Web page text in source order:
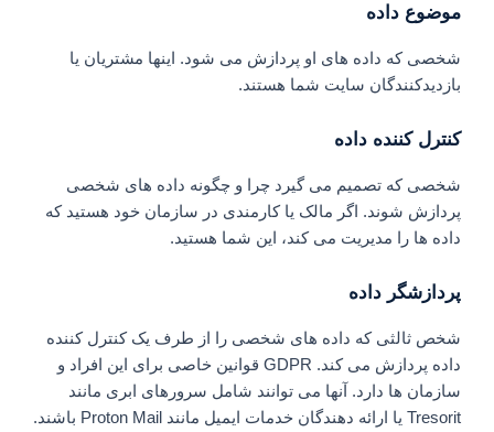
موضوع داده
شخصی که داده های او پردازش می شود. اینها مشتریان یا
بازدیدکنندگان سایت شما هستند.
کنترل کننده داده
شخصی که تصمیم می گیرد چرا و چگونه داده های شخصی
پردازش شوند. اگر مالک یا کارمندی در سازمان خود هستید که
داده ها را مدیریت می کند، این شما هستید.
پردازشگر داده
شخص ثالثی که داده های شخصی را از طرف یک کنترل کننده
داده پردازش می کند. GDPR قوانین خاصی برای این افراد و
سازمان ها دارد. آنها می توانند شامل سرورهای ابری مانند
Tresorit یا ارائه دهندگان خدمات ایمیل مانند Proton Mail باشند.